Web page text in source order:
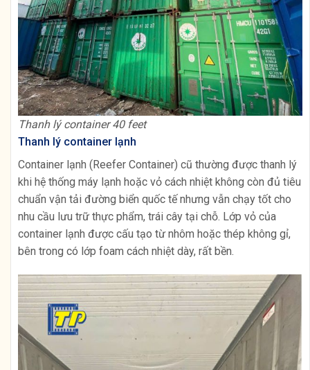
Thanh lý container 40 feet
Thanh lý container lạnh
Container lạnh (Reefer Container) cũ thường được thanh lý
khi hệ thống máy lạnh hoặc vỏ cách nhiệt không còn đủ tiêu
chuẩn vận tải đường biển quốc tế nhưng vẫn chạy tốt cho
nhu cầu lưu trữ thực phẩm, trái cây tại chỗ. Lớp vỏ của
container lạnh được cấu tạo từ nhôm hoặc thép không gỉ,
bên trong có lớp foam cách nhiệt dày, rất bền.